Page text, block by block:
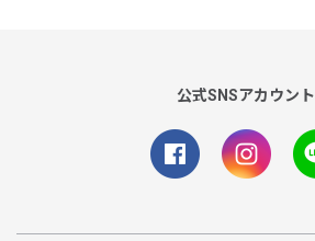
公式SNSアカウント